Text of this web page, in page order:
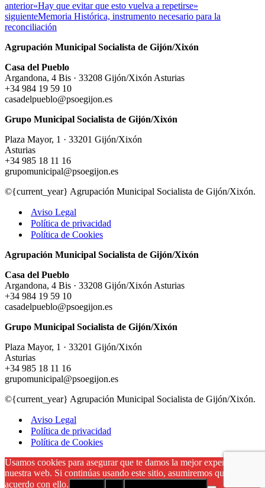
anterior«Hay que evitar que esto vuelva a repetirse»
siguienteMemoria Histórica, instrumento necesario para la
reconciliación
Agrupación Municipal Socialista de Gijón/Xixón
Casa del Pueblo
Argandona, 4 Bis · 33208 Gijón/Xixón Asturias
+34 984 19 59 10
casadelpueblo@psoegijon.es
Grupo Municipal Socialista de Gijón/Xixón
Plaza Mayor, 1 · 33201 Gijón/Xixón
Asturias
+34 985 18 11 16
grupomunicipal@psoegijon.es
©{current_year} Agrupación Municipal Socialista de Gijón/Xixón.
Aviso Legal
Política de privacidad
Política de Cookies
Agrupación Municipal Socialista de Gijón/Xixón
Casa del Pueblo
Argandona, 4 Bis · 33208 Gijón/Xixón Asturias
+34 984 19 59 10
casadelpueblo@psoegijon.es
Grupo Municipal Socialista de Gijón/Xixón
Plaza Mayor, 1 · 33201 Gijón/Xixón
Asturias
+34 985 18 11 16
grupomunicipal@psoegijon.es
©{current_year} Agrupación Municipal Socialista de Gijón/Xixón.
Aviso Legal
Política de privacidad
Política de Cookies
Usamos cookies para asegurar que te damos la mejor experiencia en
nuestra web. Si continúas usando este sitio, asumiremos que estás de
acuerdo con ello.